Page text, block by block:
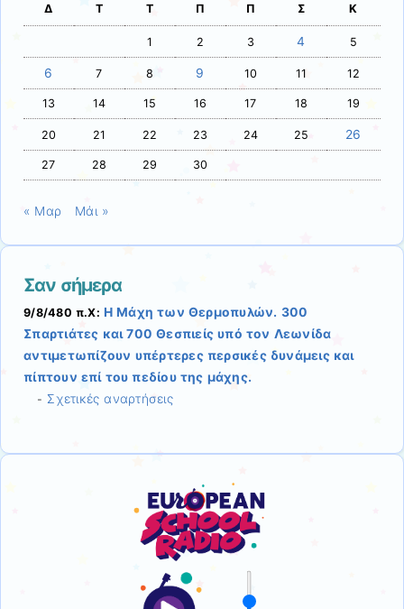
Δ Τ Τ Π Π Σ Κ
1 2 3 4 5
6 7 8 9 10 11 12
13 14 15 16 17 18 19
20 21 22 23 24 25 26
27 28 29 30
« Μαρ Μάι »
Σαν σήμερα
9/8/480 π.Χ: Η Μάχη των Θερμοπυλών. 300
Σπαρτιάτες και 700 Θεσπιείς υπό τον Λεωνίδα
αντιμετωπίζουν υπέρτερες περσικές δυνάμεις και
πίπτουν επί του πεδίου της μάχης.
-Σχετικές αναρτήσεις